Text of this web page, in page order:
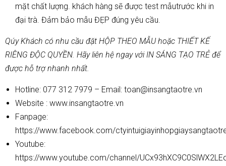
mặt chất lượng. khách hàng sẽ được test mẫutrước khi in
đại trà. Đảm bảo mẫu ĐẸP đúng yêu cầu.
Qúy Khách có nhu cầu đặt HỘP THEO MẪU hoặc THIẾT KẾ
RIÊNG ĐỘC QUYỀN. Hãy liên hệ ngay với IN SÁNG TẠO TRẺ để
được hỗ trợ nhanh nhất.
Hotline: 077 312 7979 – Email: toan@insangtaotre.vn
Website : www.insangtaotre.vn
Fanpage:
https://www.facebook.com/
Youtube:
https://www.youtube.com/channel/